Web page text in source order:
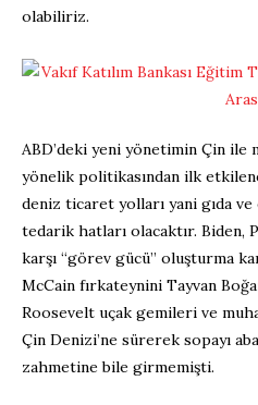
olabiliriz.
ABD’deki yeni yönetimin Çin ile
yönelik politikasından ilk
deniz ticaret yolları yani gıda
tedarik hatları olacaktır. Biden,
karşı “görev gücü” oluşturma
McCain fırkateynini Tayvan
Roosevelt uçak gemileri ve
Çin Denizi’ne sürerek sopayı
zahmetine bile girmemişti.